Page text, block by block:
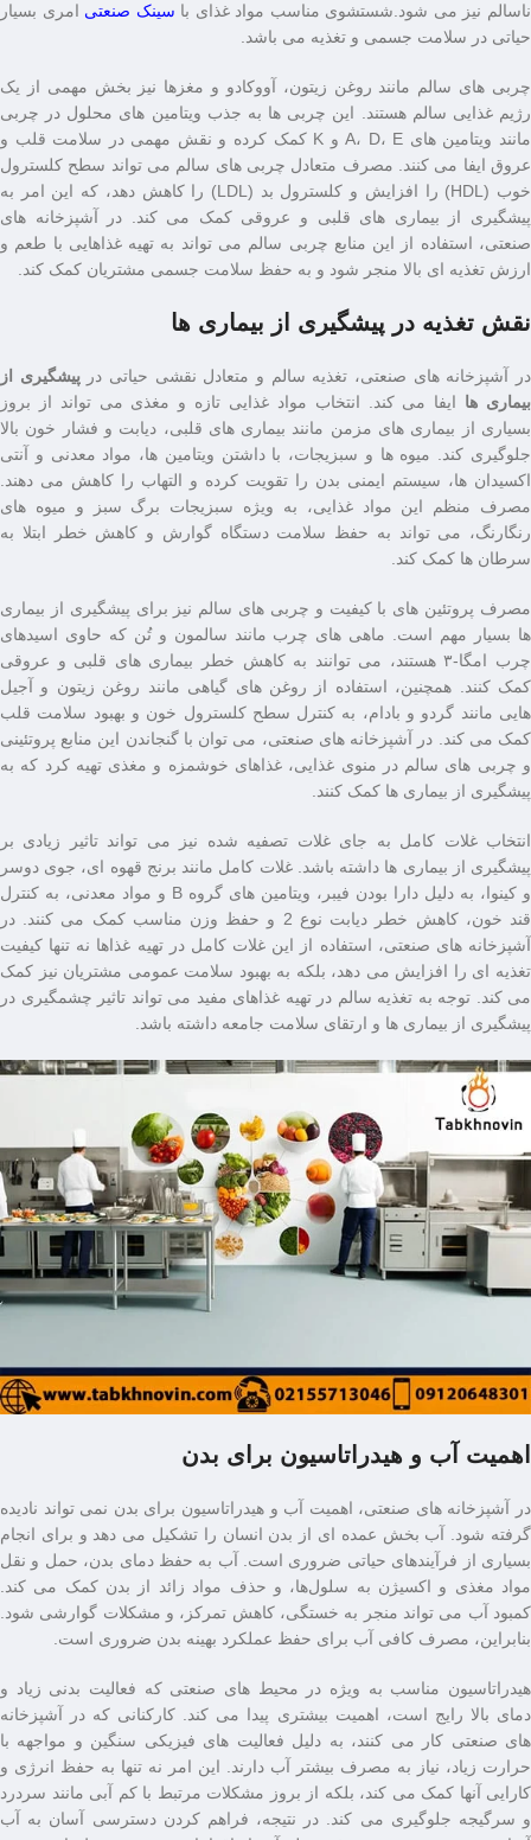
ناسالم نیز می ‌شود.شستشوی مناسب مواد غذای با سینک صنعتی امری بسیار
حیاتی در سلامت جسمی و تغذیه می باشد.
چربی‌ های سالم مانند روغن زیتون، آووکادو و مغزها نیز بخش مهمی از یک
رژیم غذایی سالم هستند. این چربی ‌ها به جذب ویتامین ‌های محلول در چربی
مانند ویتامین ‌های A، D، E و K کمک کرده و نقش مهمی در سلامت قلب و
عروق ایفا می ‌کنند. مصرف متعادل چربی‌ های سالم می ‌تواند سطح کلسترول
خوب (HDL) را افزایش و کلسترول بد (LDL) را کاهش دهد، که این امر به
پیشگیری از بیماری ‌های قلبی و عروقی کمک می ‌کند. در آشپزخانه‌ های
صنعتی، استفاده از این منابع چربی سالم می‌ تواند به تهیه غذاهایی با طعم و
ارزش تغذیه ‌ای بالا منجر شود و به حفظ سلامت جسمی مشتریان کمک کند.
نقش تغذیه در پیشگیری از بیماری ها
در آشپزخانه ‌های صنعتی، تغذیه سالم و متعادل نقشی حیاتی درپیشگیری از
بیماری‌ ها ایفا می ‌کند. انتخاب مواد غذایی تازه و مغذی می ‌تواند از بروز
بسیاری از بیماری ‌های مزمن مانند بیماری ‌های قلبی، دیابت و فشار خون بالا
جلوگیری کند. میوه ‌ها و سبزیجات، با داشتن ویتامین ‌ها، مواد معدنی و آنتی
‌اکسیدان ‌ها، سیستم ایمنی بدن را تقویت کرده و التهاب را کاهش می ‌دهند.
مصرف منظم این مواد غذایی، به‌ ویژه سبزیجات برگ ‌سبز و میوه‌ های
رنگارنگ، می ‌تواند به حفظ سلامت دستگاه گوارش و کاهش خطر ابتلا به
سرطان ‌ها کمک کند.
مصرف پروتئین ‌های با کیفیت و چربی ‌های سالم نیز برای پیشگیری از بیماری
‌ها بسیار مهم است. ماهی ‌های چرب مانند سالمون و تُن که حاوی اسیدهای
چرب امگا-۳ هستند، می‌ توانند به کاهش خطر بیماری‌ های قلبی و عروقی
کمک کنند. همچنین، استفاده از روغن‌ های گیاهی مانند روغن زیتون و آجیل‌
هایی مانند گردو و بادام، به کنترل سطح کلسترول خون و بهبود سلامت قلب
کمک می‌ کند. در آشپزخانه ‌های صنعتی، می ‌توان با گنجاندن این منابع پروتئینی
و چربی ‌های سالم در منوی غذایی، غذاهای خوشمزه و مغذی تهیه کرد که به
پیشگیری از بیماری‌ ها کمک کنند.
انتخاب غلات کامل به جای غلات تصفیه ‌شده نیز می ‌تواند تاثیر زیادی بر
پیشگیری از بیماری ‌ها داشته باشد. غلات کامل مانند برنج قهوه ‌ای، جوی دوسر
و کینوا، به دلیل دارا بودن فیبر، ویتامین ‌های گروه B و مواد معدنی، به کنترل
قند خون، کاهش خطر دیابت نوع 2 و حفظ وزن مناسب کمک می ‌کنند. در
آشپزخانه‌ های صنعتی، استفاده از این غلات کامل در تهیه غذاها نه تنها کیفیت
تغذیه‌ ای را افزایش می ‌دهد، بلکه به بهبود سلامت عمومی مشتریان نیز کمک
می ‌کند. توجه به تغذیه سالم در تهیه غذاهای مفید می ‌تواند تاثیر چشمگیری در
پیشگیری از بیماری‌ ها و ارتقای سلامت جامعه داشته باشد.
اهمیت آب و هیدراتاسیون برای بدن
در آشپزخانه‌ های صنعتی، اهمیت آب و هیدراتاسیون برای بدن نمی ‌تواند نادیده
گرفته شود. آب بخش عمده‌ ای از بدن انسان را تشکیل می ‌دهد و برای انجام
بسیاری از فرآیندهای حیاتی ضروری است. آب به حفظ دمای بدن، حمل و نقل
مواد مغذی و اکسیژن به سلول‌ها، و حذف مواد زائد از بدن کمک می ‌کند.
کمبود آب می ‌تواند منجر به خستگی، کاهش تمرکز، و مشکلات گوارشی شود.
بنابراین، مصرف کافی آب برای حفظ عملکرد بهینه بدن ضروری است.
هیدراتاسیون مناسب به ویژه در محیط ‌های صنعتی که فعالیت بدنی زیاد و
دمای بالا رایج است، اهمیت بیشتری پیدا می ‌کند. کارکنانی که در آشپزخانه‌
های صنعتی کار می‌ کنند، به دلیل فعالیت ‌های فیزیکی سنگین و مواجهه با
حرارت زیاد، نیاز به مصرف بیشتر آب دارند. این امر نه تنها به حفظ انرژی و
کارایی آنها کمک می ‌کند، بلکه از بروز مشکلات مرتبط با کم ‌آبی مانند سردرد
و سرگیجه جلوگیری می‌ کند. در نتیجه، فراهم کردن دسترسی آسان به آب